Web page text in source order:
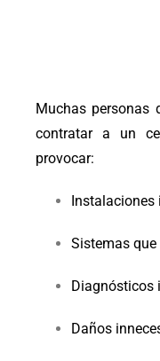
Muchas personas
contratar a un
provocar:
Instalaciones
Sistemas
Diagnósticos
Daños